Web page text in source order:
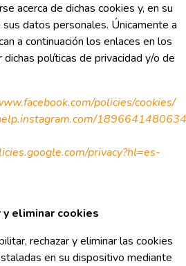
acerca de dichas cookies y, en su
datos personales. Únicamente a
a continuación los enlaces en los
políticas de privacidad y/o de
policies/cookies/
privacy?hl=es-
eliminar cookies
rechazar y eliminar las cookies
en su dispositivo mediante